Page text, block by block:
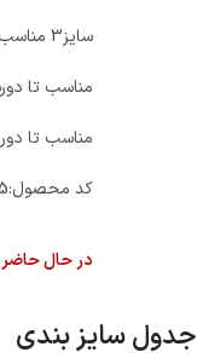
سایز3 مناسب: 62/64
مناسب تا دورسینه:
مناسب تا دورباسن:
کد محصول:
در حال
جدول سایز بندی